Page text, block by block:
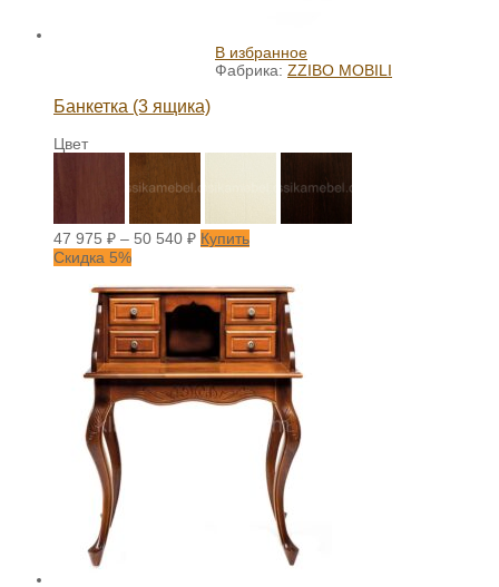
В избранное
Фабрика: ZZIBO MOBILI
Банкетка (3 ящика)
Цвет
47 975 ₽ – 50 540 ₽ Купить
Скидка 5%